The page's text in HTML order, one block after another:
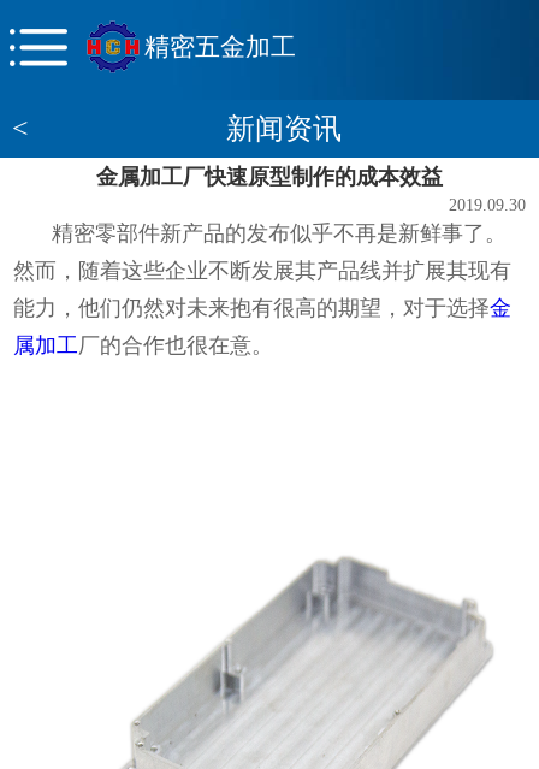
精密五金加工
< 新闻资讯
金属加工厂快速原型制作的成本效益
2019.09.30
精密零部件新产品的发布似乎不再是新鲜事了。
然而，随着这些企业不断发展其产品线并扩展其现有
能力，他们仍然对未来抱有很高的期望，对于选择金
属加工厂的合作也很在意。